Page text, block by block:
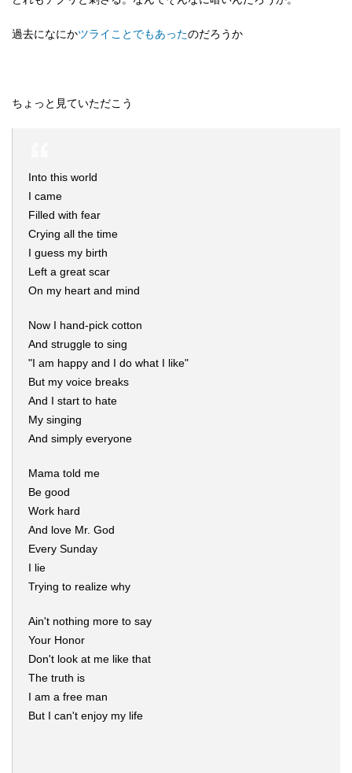
過去になにかツライことでもあったのだろうか
ちょっと見ていただこう
Into this world
I came
Filled with fear
Crying all the time
I guess my birth
Left a great scar
On my heart and mind
Now I hand-pick cotton
And struggle to sing
"I am happy and I do what I like"
But my voice breaks
And I start to hate
My singing
And simply everyone
Mama told me
Be good
Work hard
And love Mr. God
Every Sunday
I lie
Trying to realize why
Ain't nothing more to say
Your Honor
Don't look at me like that
The truth is
I am a free man
But I can't enjoy my life